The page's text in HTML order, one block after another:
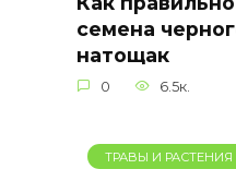
семена
натощак
0 6.5к.
ТРАВЫ И РАСТЕНИЯ